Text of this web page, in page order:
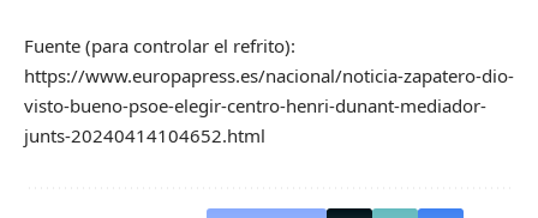
Fuente (para controlar el refrito):
https://www.europapress.es/nacional/noticia-zapatero-dio-
visto-bueno-psoe-elegir-centro-henri-dunant-mediador-
junts-20240414104652.html